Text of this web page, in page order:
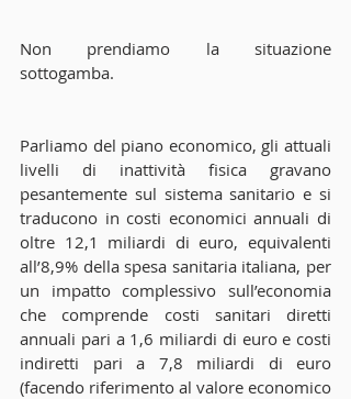
Non prendiamo la situazione
sottogamba.
Parliamo del piano economico, gli attuali
livelli di inattività fisica gravano
pesantemente sul sistema sanitario e si
traducono in costi economici annuali di
oltre 12,1 miliardi di euro, equivalenti
all’8,9% della spesa sanitaria italiana, per
un impatto complessivo sull’economia
che comprende costi sanitari diretti
annuali pari a 1,6 miliardi di euro e costi
indiretti pari a 7,8 miliardi di euro
(facendo riferimento al valore economico